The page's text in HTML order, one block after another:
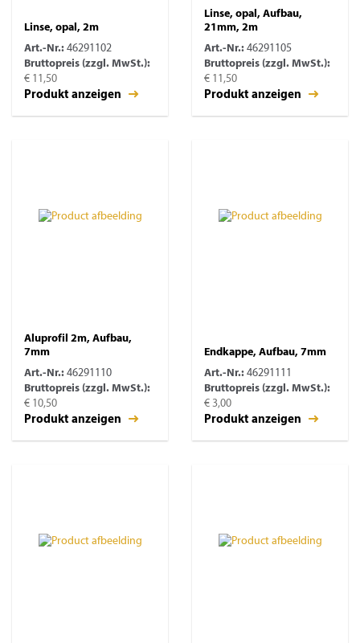
Linse, opal, 2m
Art.-Nr.: 46291102
Bruttopreis (zzgl. MwSt.):
€ 11,50
Produkt anzeigen
Linse, opal, Aufbau,
21mm, 2m
Art.-Nr.: 46291105
Bruttopreis (zzgl. MwSt.):
€ 11,50
Produkt anzeigen
Aluprofil 2m, Aufbau,
7mm
Art.-Nr.: 46291110
Bruttopreis (zzgl. MwSt.):
€ 10,50
Produkt anzeigen
Endkappe, Aufbau, 7mm
Art.-Nr.: 46291111
Bruttopreis (zzgl. MwSt.):
€ 3,00
Produkt anzeigen